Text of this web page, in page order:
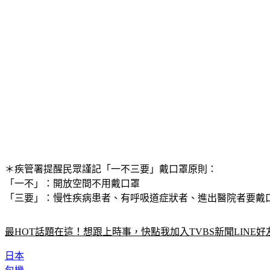
＊疾管署提醒民眾謹記 「一不三要」 戴口罩原則：
「一不」：開放空間不用戴口罩
「三要」：慢性疾病患者、有呼吸道症狀者、進出醫院者要戴
最HOT話題在這！想跟上時事，快點我加入TVBS新聞LINE好
日本